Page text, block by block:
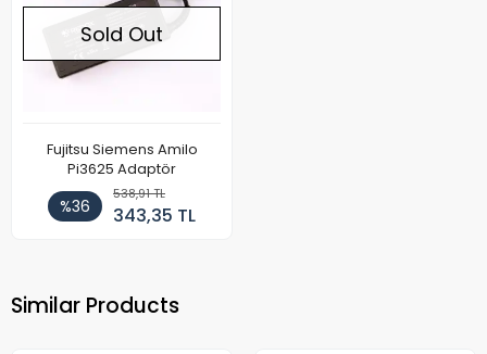
Sold Out
Fujitsu Siemens Amilo
Pi3625 Adaptör
%36
538,91 TL
343,35 TL
Similar Products